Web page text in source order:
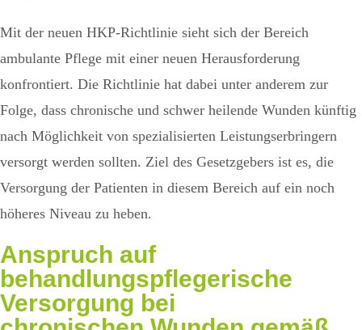
Mit der neuen HKP-Richtlinie sieht sich der Bereich
ambulante Pflege mit einer neuen Herausforderung
konfrontiert. Die Richtlinie hat dabei unter anderem zur
Folge, dass chronische und schwer heilende Wunden künftig
nach Möglichkeit von spezialisierten Leistungserbringern
versorgt werden sollten. Ziel des Gesetzgebers ist es, die
Versorgung der Patienten in diesem Bereich auf ein noch
höheres Niveau zu heben.
Anspruch auf
behandlungspflegerische
Versorgung bei